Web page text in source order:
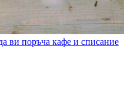
ви поръча кафе и списание